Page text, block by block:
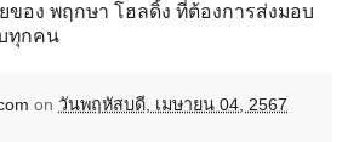
อง พฤกษา โฮลดิ้ง ที่ต้องการส่งมอบ
ทุกคน
on วันพฤหัสบดี, เมษายน 04, 2567